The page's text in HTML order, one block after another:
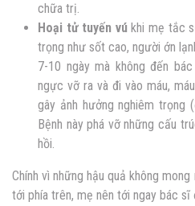
chữa trị.
Hoại tử tuyến vú khi mẹ tắc
trọng như sốt cao, người ớn
7-10 ngày mà không đến
ngực vỡ ra và đi vào máu,
gây ảnh hưởng nghiêm trọng
Bệnh này phá vỡ những cấu
hồi.
Chính vì những hậu quả không
tới phía trên, mẹ nên tới ngay bác